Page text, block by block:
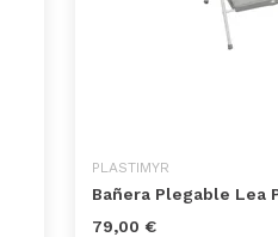
PLASTIMYR
Bañera Plegable Lea
79,00 €